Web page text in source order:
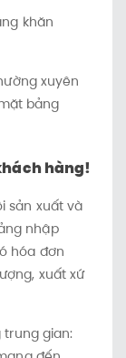
khăn
xuyên
bảng
hàng!
sản xuất và
nhập
hóa đơn
xuất xứ
trung gian: